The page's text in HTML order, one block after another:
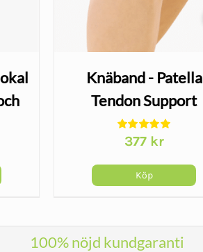
Knäband - Patella
Tendon Support
377 kr
Köp
100% nöjd kundgaranti